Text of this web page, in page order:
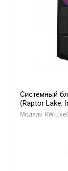
Системный
(Raptor Lake,
модуля)/ Afox
Модель: KW-